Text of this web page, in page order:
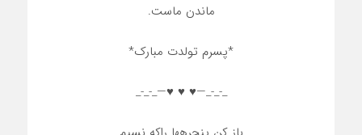
ماندن ماست.
*پسرم تولدت مبارک*
_-_-_—♥️ ♥️ ♥️—_-_-_